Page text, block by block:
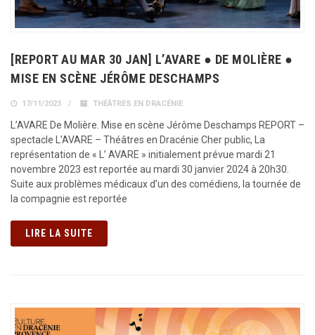
[REPORT AU MAR 30 JAN] L’AVARE ● DE MOLIÈRE ●
MISE EN SCÈNE JÉRÔME DESCHAMPS
17/11/2023 THÉÂTRES EN DRACÉNIE
L’AVARE De Molière. Mise en scène Jérôme Deschamps REPORT –
spectacle L’AVARE – Théâtres en Dracénie Cher public, La
représentation de « L’ AVARE » initialement prévue mardi 21
novembre 2023 est reportée au mardi 30 janvier 2024 à 20h30.
Suite aux problèmes médicaux d’un des comédiens, la tournée de
la compagnie est reportée
LIRE LA SUITE